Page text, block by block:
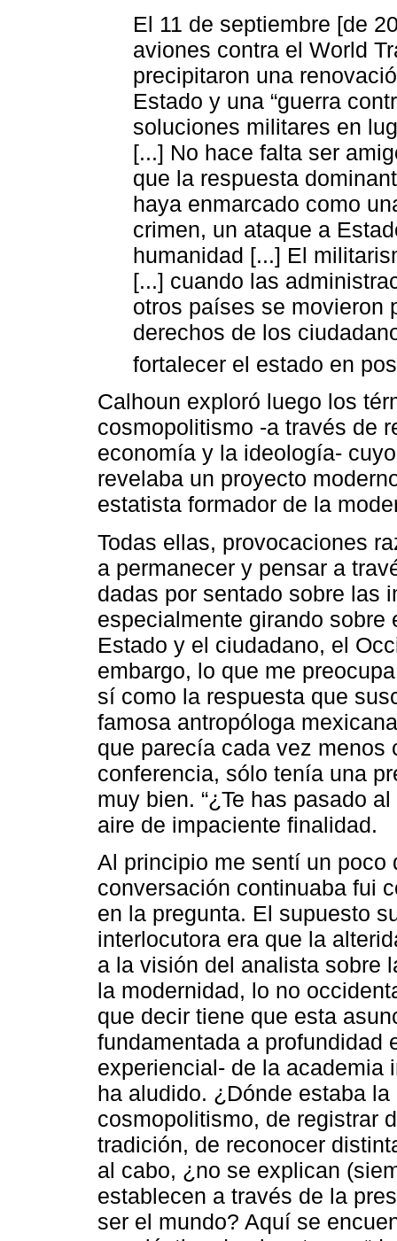
El 11 de septiembre [de
aviones contra el World
precipitaron una
Estado y una “guerra
soluciones militares en
[...] No hace falta ser
que la respuesta
haya enmarcado como
crimen, un ataque a
humanidad [...] El
[...] cuando las
otros países se movieron
derechos de los
fortalecer el estado en
Calhoun exploró luego los
cosmopolitismo -a través de
economía y la ideología-
revelaba un proyecto
estatista formador de la
Todas ellas, provocaciones
a permanecer y pensar a
dadas por sentado sobre las
especialmente girando
Estado y el ciudadano, el
embargo, lo que me
sí como la respuesta que
famosa antropóloga
que parecía cada vez menos
conferencia, sólo tenía una
muy bien. “¿Te has pasado
aire de impaciente finalidad.
Al principio me sentí un poco
conversación continuaba fui
en la pregunta. El supuesto
interlocutora era que la
a la visión del analista sobre
la modernidad, lo no
que decir tiene que esta
fundamentada a profundidad
experiencial- de la academia
ha aludido. ¿Dónde estaba
cosmopolitismo, de registrar
tradición, de reconocer
al cabo, ¿no se explican
establecen a través de la
ser el mundo? Aquí se